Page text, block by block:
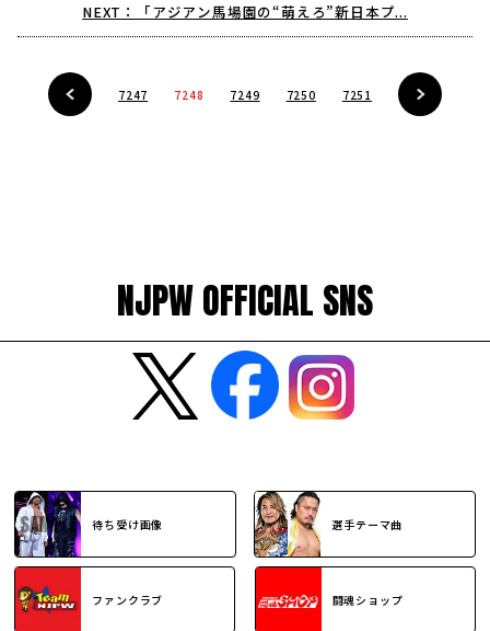
NEXT：「アジアン馬場園の“萌えろ”新日本プ...
7247 7248 7249 7250 7251
NJPW OFFICIAL SNS
待ち受け画像 選手テーマ曲
ファンクラブ 闘魂ショップ